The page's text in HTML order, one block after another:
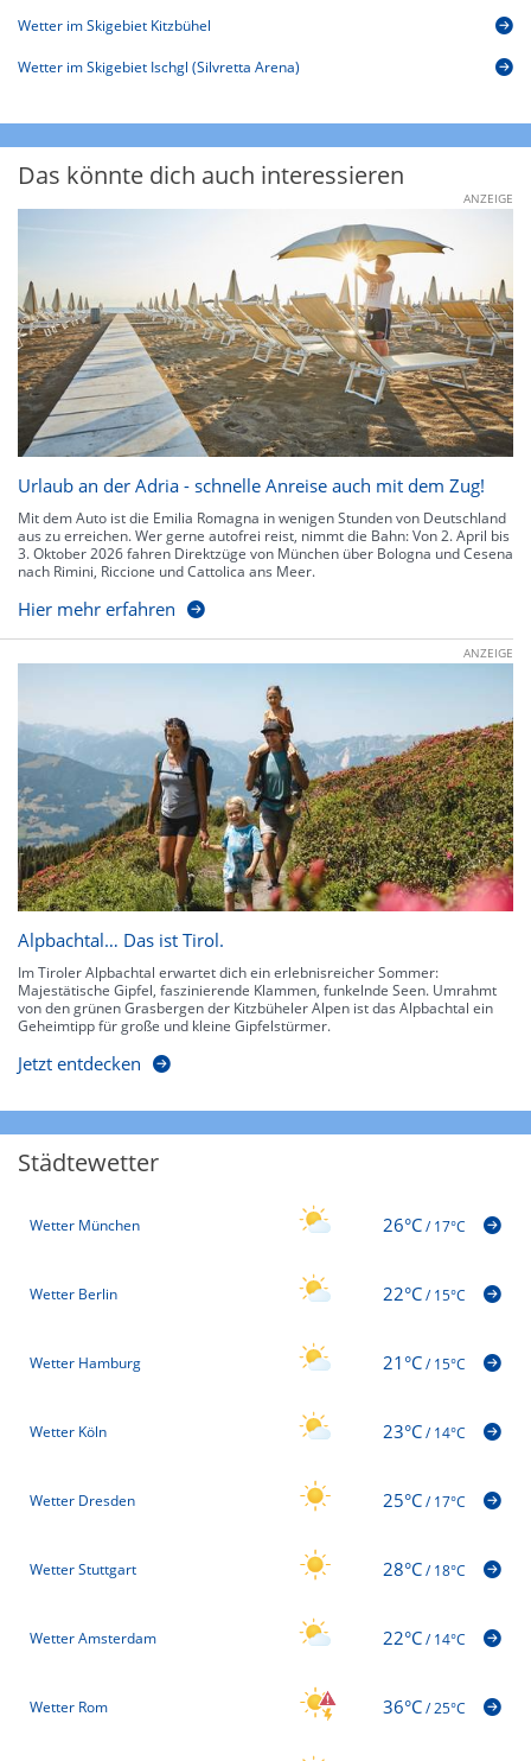
Wetter im Skigebiet Kitzbühel
Wetter im Skigebiet Ischgl (Silvretta Arena)
Das könnte dich auch interessieren
ANZEIGE
Urlaub an der Adria - schnelle Anreise auch mit dem Zug!
Mit dem Auto ist die Emilia Romagna in wenigen Stunden von Deutschland
aus zu erreichen. Wer gerne autofrei reist, nimmt die Bahn: Von 2. April bis
3. Oktober 2026 fahren Direktzüge von München über Bologna und Cesena
nach Rimini, Riccione und Cattolica ans Meer.
Hier mehr erfahren
ANZEIGE
Alpbachtal… Das ist Tirol.
Im Tiroler Alpbachtal erwartet dich ein erlebnisreicher Sommer:
Majestätische Gipfel, faszinierende Klammen, funkelnde Seen. Umrahmt
von den grünen Grasbergen der Kitzbüheler Alpen ist das Alpbachtal ein
Geheimtipp für große und kleine Gipfelstürmer.
Jetzt entdecken
Städtewetter
Wetter München 26°C/17°C
Wetter Berlin 22°C/15°C
Wetter Hamburg 21°C/15°C
Wetter Köln 23°C/14°C
Wetter Dresden 25°C/17°C
Wetter Stuttgart 28°C/18°C
Wetter Amsterdam 22°C/14°C
Wetter Rom 36°C/25°C